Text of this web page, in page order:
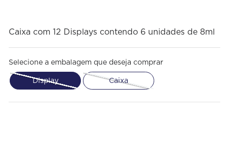
Caixa com 12 Displays contendo 6 unidades de 8ml
Selecione a embalagem que deseja comprar
Display Caixa